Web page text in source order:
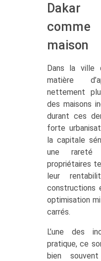
Dakar
maison
Dans la ville
matière
nettement
des maisons
durant ces
forte
la capitale
une rareté
propriétaires
leur
constructions
optimisation
carrés.
L’une des
pratique, ce
bien